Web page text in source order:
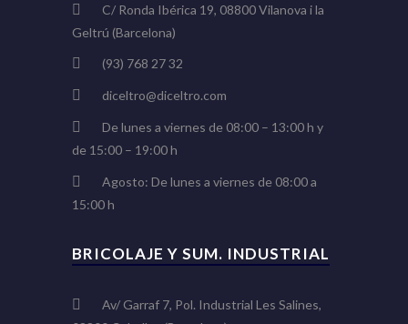
C/ Ronda Ibérica 19, 08800 Vilanova i la
Geltrú (Barcelona)
(93) 768 27 32
diceltro@diceltro.com
De lunes a viernes de 08:00 – 13:00 h y
de 15:00 – 19:00 h
Agosto: De lunes a viernes de 08:00 a
15:00 h
BRICOLAJE Y SUM. INDUSTRIAL
Av/ Garraf 7, Pol. Industrial Les Salines,